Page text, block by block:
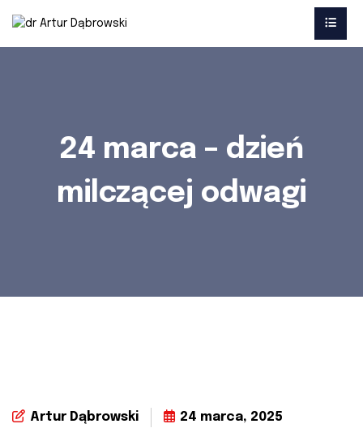
24 marca – dzień
milczącej odwagi
Artur Dąbrowski 24 marca, 2025